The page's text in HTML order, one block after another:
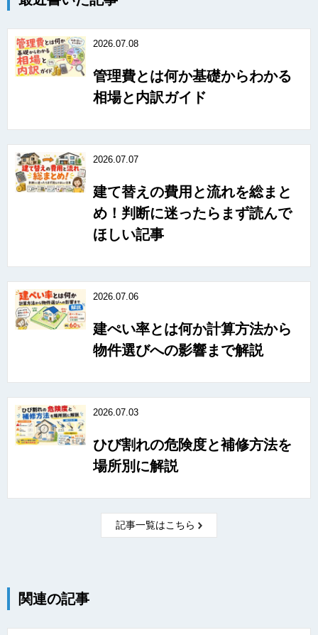
2026.07.08
管理費とは何か基礎からわかる
相場と内訳ガイド
2026.07.07
建て替えの費用と流れを総まと
め！判断に迷ったらまず読んで
ほしい記事
2026.07.06
建ぺい率とは何か計算方法から
物件選びへの影響まで解説
2026.07.03
ひび割れの危険度と補修方法を
場所別に解説
記事一覧はこちら
関連の記事